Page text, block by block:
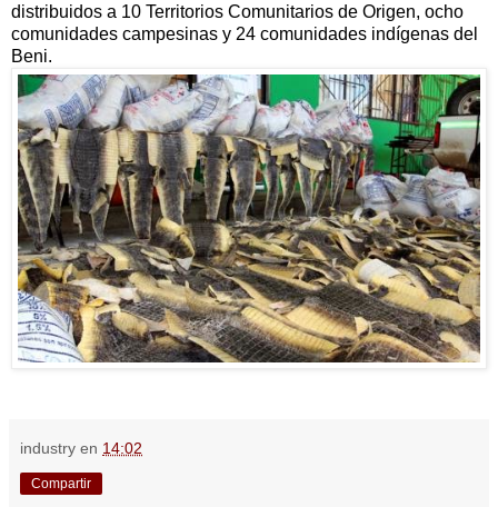
distribuidos a 10 Territorios Comunitarios de Origen, ocho
comunidades campesinas y 24 comunidades indígenas del
Beni.
industry en 14:02
Compartir